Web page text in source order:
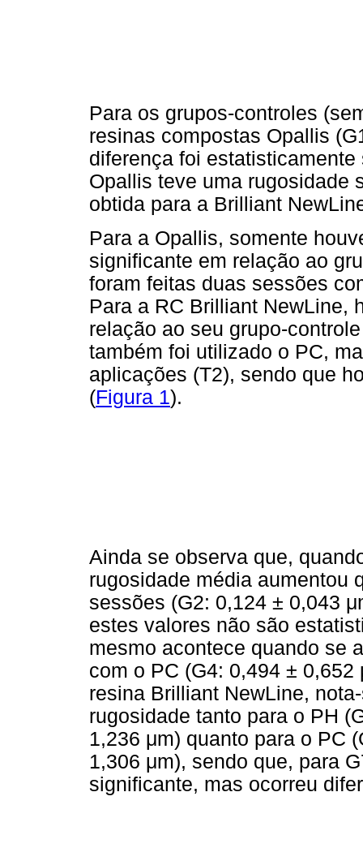
Para os grupos-controles
resinas compostas Opallis
diferença foi
Opallis teve uma rugosidade
obtida para a Brilliant
Para a Opallis, somente
significante em relação ao
foram feitas duas sessões
Para a RC Brilliant NewLine,
relação ao seu grupo-
também foi utilizado o PC,
aplicações (T2), sendo que
(Figura 1).
Ainda se observa que,
rugosidade média aumentou
sessões (G2: 0,124 ± 0,043
estes valores não são
mesmo acontece quando se
com o PC (G4: 0,494 ±
resina Brilliant NewLine,
rugosidade tanto para o PH
1,236 μm) quanto para o PC
1,306 μm), sendo que, para
significante, mas ocorreu